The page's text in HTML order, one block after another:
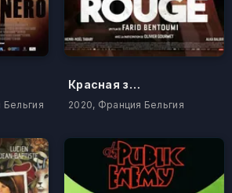
Бельгия
Красная земля
2020, Франция Бельгия